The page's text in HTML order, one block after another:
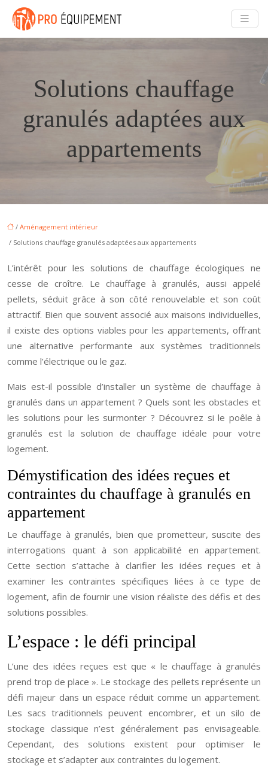
Solutions chauffage
granulés adaptées aux
appartements
/ Aménagement intérieur
/ Solutions chauffage granulés adaptées aux appartements
L’intérêt pour les solutions de chauffage écologiques ne
cesse de croître. Le chauffage à granulés, aussi appelé
pellets, séduit grâce à son côté renouvelable et son coût
attractif. Bien que souvent associé aux maisons individuelles,
il existe des options viables pour les appartements, offrant
une alternative performante aux systèmes traditionnels
comme l’électrique ou le gaz.
Mais est-il possible d’installer un système de chauffage à
granulés dans un appartement ? Quels sont les obstacles et
les solutions pour les surmonter ? Découvrez si le poêle à
granulés est la solution de chauffage idéale pour votre
logement.
Démystification des idées reçues et
contraintes du chauffage à granulés en
appartement
Le chauffage à granulés, bien que prometteur, suscite des
interrogations quant à son applicabilité en appartement.
Cette section s’attache à clarifier les idées reçues et à
examiner les contraintes spécifiques liées à ce type de
logement, afin de fournir une vision réaliste des défis et des
solutions possibles.
L’espace : le défi principal
L’une des idées reçues est que « le chauffage à granulés
prend trop de place ». Le stockage des pellets représente un
défi majeur dans un espace réduit comme un appartement.
Les sacs traditionnels peuvent encombrer, et un silo de
stockage classique n’est généralement pas envisageable.
Cependant, des solutions existent pour optimiser le
stockage et s’adapter aux contraintes du logement.